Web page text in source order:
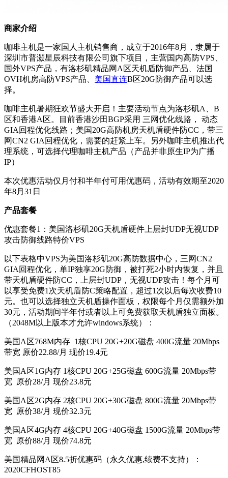
商家介绍
咖啡主机是一家国人主机销售商，成立于2016年8月，隶属于
深圳市普灏星辰科技有限公司旗下项目，主营国内高防VPS、
国外VPS产品，有洛杉矶精品网A区天机盾防御产品、法国
OVH机房高防VPS产品、 美国直连B区20G防御产品可以选
择。
咖啡主机暑期狂欢节盛大开启！主要活动节点为洛杉矶A、B
区和香港A区。目前香港沙田BGP采用 三网优化线路， 动态
GIA回程优化线路；美国20G高防机房天机盾硬件防CC，带三
网CN2 GIA回程优化，需要的赶紧上车。另外咖啡主机推出代
理系统，可选择代理咖啡主机产品（产品并非原生IP为广播
IP）
本次优惠活动仅月付和半年付可用优惠码，活动有效期至2020
年8月31日
产品套餐
优惠套餐1：美国洛杉矶20G天机盾硬件上层封UDP无视UDP
攻击防御线路特价VPS
以下表格中VPS为美国洛杉矶20G高防数据中心，三网CN2
GIA回程优化，单IP独享20G防御，被打死2小时内恢复，并且
带天机盾硬件防CC，上层封UDP，无视UDP攻击！每个月可
以享受免费1次天机盾防C策略配置，超过1次以后每次收费10
元。也可以选择独立天机盾操作面板，权限每个月仅需额外加
30元，活动期间半年付或者以上可免费获取天机盾独立面板。
（2048M以上版本才允许windows系统）：
美国A区768M内存 1核CPU 20G+20G磁盘 400G流量 20Mbps
带宽 原价22.88/月 现价19.4元
美国A区1G内存 1核CPU 20G+25G磁盘 600G流量 20Mbps带
宽 原价28/月 现价23.8元
美国A区2G内存 2核CPU 20G+30G磁盘 800G流量 20Mbps带
宽 原价38/月 现价32.3元
美国A区4G内存 4核CPU 20G+40G磁盘 1500G流量 20Mbps带
宽 原价88/月 现价74.8元
美国精品网A区8.5折优惠码（永久优惠,续费不支持）：
2020CFHOST85